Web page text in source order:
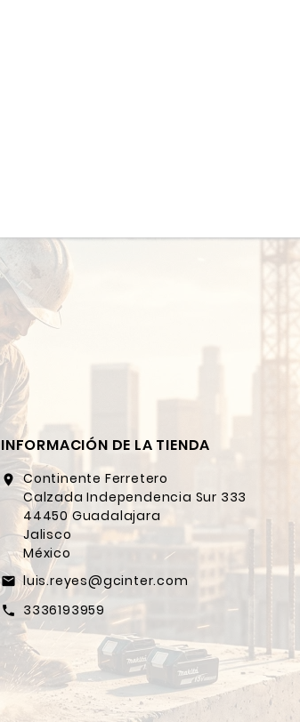
INFORMACIÓN DE LA TIENDA
location_on Continente Ferretero
Calzada Independencia Sur 333
44450 Guadalajara
Jalisco
México
email luis.reyes@gcinter.com
call 3336193959